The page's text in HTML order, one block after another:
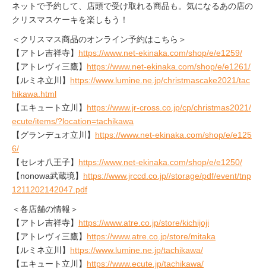
ネットで予約して、店頭で受け取れる商品も。気になるあの店の
クリスマスケーキを楽しもう！
＜クリスマス商品のオンライン予約はこちら＞
【アトレ吉祥寺】 https://www.net-ekinaka.com/shop/e/e1259/
【アトレヴィ三鷹】 https://www.net-ekinaka.com/shop/e/e1261/
【ルミネ立川】 https://www.lumine.ne.jp/christmascake2021/tac
hikawa.html
【エキュート立川】 https://www.jr-cross.co.jp/cp/christmas2021/
ecute/items/?location=tachikawa
【グランデュオ立川】 https://www.net-ekinaka.com/shop/e/e125
6/
【セレオ八王子】 https://www.net-ekinaka.com/shop/e/e1250/
【nonowa武蔵境】 https://www.jrccd.co.jp//storage/pdf/event/tnp
1211202142047.pdf
＜各店舗の情報＞
【アトレ吉祥寺】 https://www.atre.co.jp/store/kichijoji
【アトレヴィ三鷹】 https://www.atre.co.jp/store/mitaka
【ルミネ立川】 https://www.lumine.ne.jp/tachikawa/
【エキュート立川】 https://www.ecute.jp/tachikawa/